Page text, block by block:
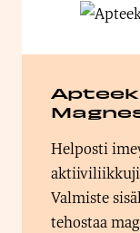
Helposti imeytyvä magnesiumsitraatti
Valmiste
tehostaa